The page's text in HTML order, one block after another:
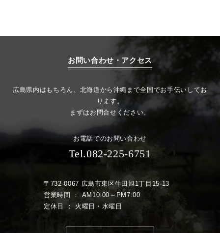
お問い合わせ・アクセス
広島県内はもちろん、北海道から沖縄まで全国でお手伝いしてお
ります。
まずはお問合せください。
お電話でのお問い合わせ
Tel.082-225-6751
〒732-0067 広島市東区牛田旭1丁目15-13
営業時間 ： AM10:00～PM7:00
定休日 ： 火曜日・水曜日